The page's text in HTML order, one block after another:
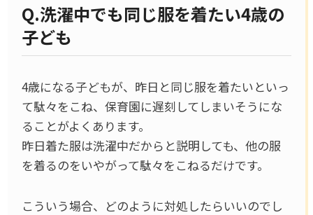
Q.洗濯中でも同じ服を着たい4歳の
子ども
4歳になる子どもが、昨日と同じ服を着たいといっ
て駄々をこね、保育園に遅刻してしまいそうにな
ることがよくあります。
昨日着た服は洗濯中だからと説明しても、他の服
を着るのをいやがって駄々をこねるだけです。
こういう場合、どのように対処したらいいのでし